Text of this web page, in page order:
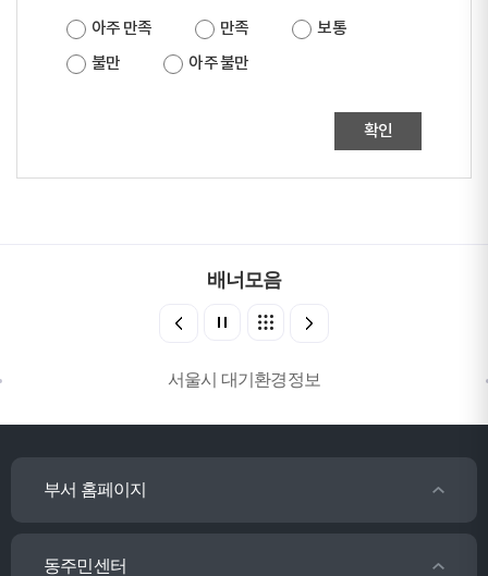
아주 만족 만족
보통
불만
아주 불만
확인
배너모음
서울시 대기환경정보
부서 홈페이지
동주민센터